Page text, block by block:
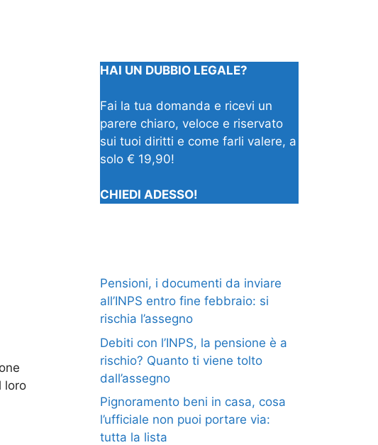
loro
HAI UN DUBBIO LEGALE?
Fai la tua domanda e ricevi un
parere chiaro, veloce e riservato
sui tuoi diritti e come farli valere, a
solo € 19,90!
CHIEDI ADESSO!
Pensioni, i documenti da inviare
all’INPS entro fine febbraio: si
rischia l’assegno
Debiti con l’INPS, la pensione è a
rischio? Quanto ti viene tolto
dall’assegno
Pignoramento beni in casa, cosa
l’ufficiale non puoi portare via:
tutta la lista